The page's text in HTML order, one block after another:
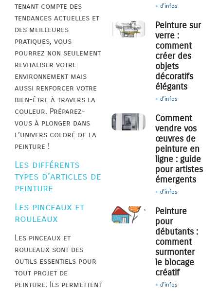
tenant compte des
tendances actuelles et
des meilleures
pratiques, vous
pourrez non seulement
revitaliser votre
environnement mais
aussi renforcer votre
bien-être à travers la
couleur. Préparez-
vous à plonger dans
l’univers coloré de la
peinture !
Les différents
types d’articles de
peinture
Les pinceaux et
rouleaux
Les pinceaux et
rouleaux sont des
outils essentiels pour
tout projet de
peinture. Ils permettent
+ d'infos
Peinture sur
verre :
comment
créer des
objets
décoratifs
élégants
+ d'infos
Comment
vendre vos
œuvres de
peinture en
ligne : guide
pour artistes
émergents
+ d'infos
Peinture
pour
débutants :
comment
surmonter
le blocage
créatif
+ d'infos